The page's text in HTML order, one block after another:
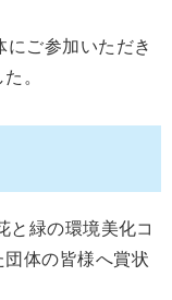
ご参加いただき
。
と緑の環境美化コ
体の皆様へ賞状